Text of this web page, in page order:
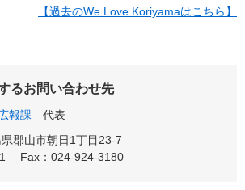
【過去のWe Love Koriyamaはこちら】
るお問い合わせ先
報課
代表
郡山市朝日1丁目23-7
Fax：024-924-3180